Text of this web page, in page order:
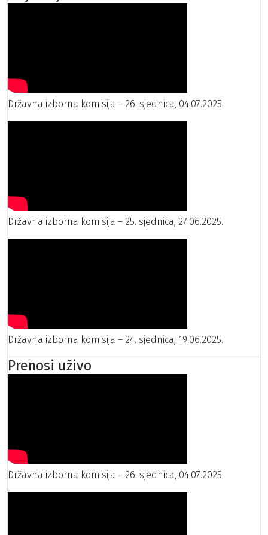
Državna izborna komisija – 26. sjednica, 04.07.2025.
Državna izborna komisija – 25. sjednica, 27.06.2025.
Državna izborna komisija – 24. sjednica, 19.06.2025.
Prenosi uživo
Državna izborna komisija – 26. sjednica, 04.07.2025.